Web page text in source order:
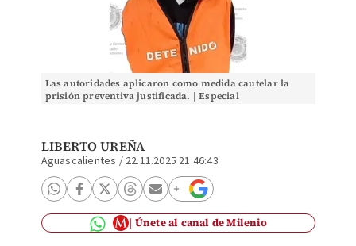
Las autoridades aplicaron como medida cautelar la
prisión preventiva justificada. | Especial
LIBERTO UREÑA
Aguascalientes / 22.11.2025 21:46:43
Únete al canal de Milenio